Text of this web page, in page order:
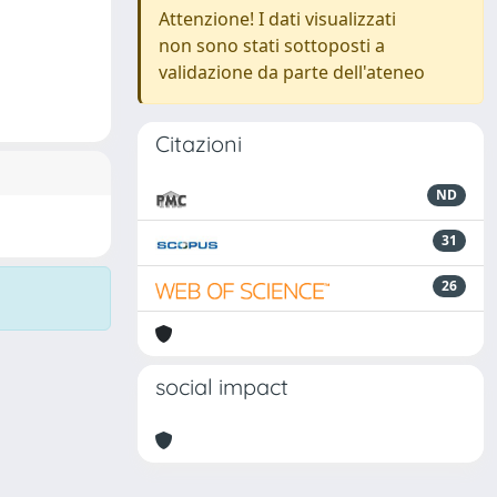
Attenzione! I dati visualizzati
non sono stati sottoposti a
validazione da parte dell'ateneo
Citazioni
ND
31
26
social impact